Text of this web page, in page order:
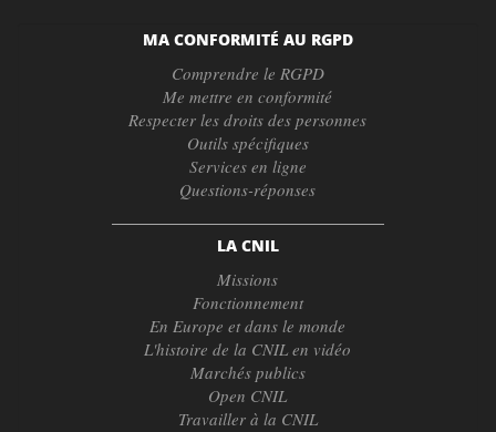
MA CONFORMITÉ AU RGPD
Comprendre le RGPD
Me mettre en conformité
Respecter les droits des personnes
Outils spécifiques
Services en ligne
Questions-réponses
LA CNIL
Missions
Fonctionnement
En Europe et dans le monde
L'histoire de la CNIL en vidéo
Marchés publics
Open CNIL
Travailler à la CNIL